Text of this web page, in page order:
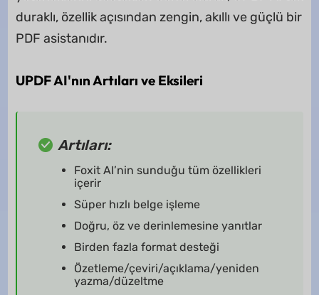
duraklı, özellik açısından zengin, akıllı ve güçlü bir
PDF asistanıdır.
UPDF AI'nın Artıları ve Eksileri
Artıları:
Foxit AI’nin sunduğu tüm özellikleri
içerir
Süper hızlı belge işleme
Doğru, öz ve derinlemesine yanıtlar
Birden fazla format desteği
Özetleme/çeviri/açıklama/yeniden
yazma/düzeltme